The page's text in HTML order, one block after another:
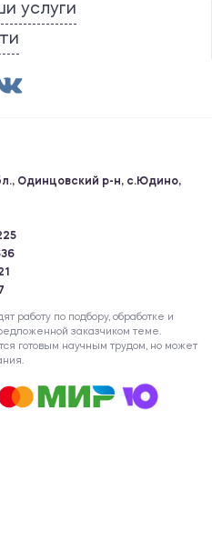
услуги
Одинцовский р-н, с.Юдино,
работу по подбору, обработке и
заказчиком теме.
готовым научным трудом, но может